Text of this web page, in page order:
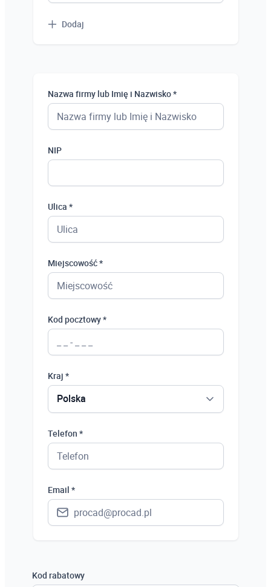
Dodaj
Nazwa firmy lub Imię i Nazwisko *
NIP
Ulica *
Miejscowość *
Kod pocztowy *
Kraj *
Polska
Telefon *
Email *
Kod rabatowy
Polska
Ukraina
Niemcy
Wielka Brytania
Włochy